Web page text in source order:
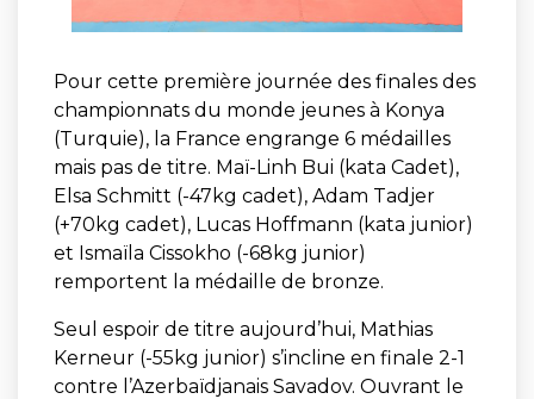
Pour cette première journée des finales des
championnats du monde jeunes à Konya
(Turquie), la France engrange 6 médailles
mais pas de titre. Maï-Linh Bui (kata Cadet),
Elsa Schmitt (-47kg cadet), Adam Tadjer
(+70kg cadet), Lucas Hoffmann (kata junior)
et Ismaïla Cissokho (-68kg junior)
remportent la médaille de bronze.
Seul espoir de titre aujourd’hui, Mathias
Kerneur (-55kg junior) s’incline en finale 2-1
contre l’Azerbaïdjanais Savadov. Ouvrant le